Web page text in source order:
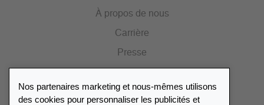
À propos de nous
Carrière
Presse
Portail des revendeurs
Nos partenaires marketing et nous-mêmes utilisons
des cookies pour personnaliser les publicités et